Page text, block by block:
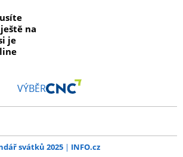
na
je
VÝBĚR
svátků 2025 INFO.cz